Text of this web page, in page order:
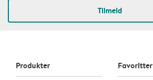
Tilmeld
Produkter Favoritter